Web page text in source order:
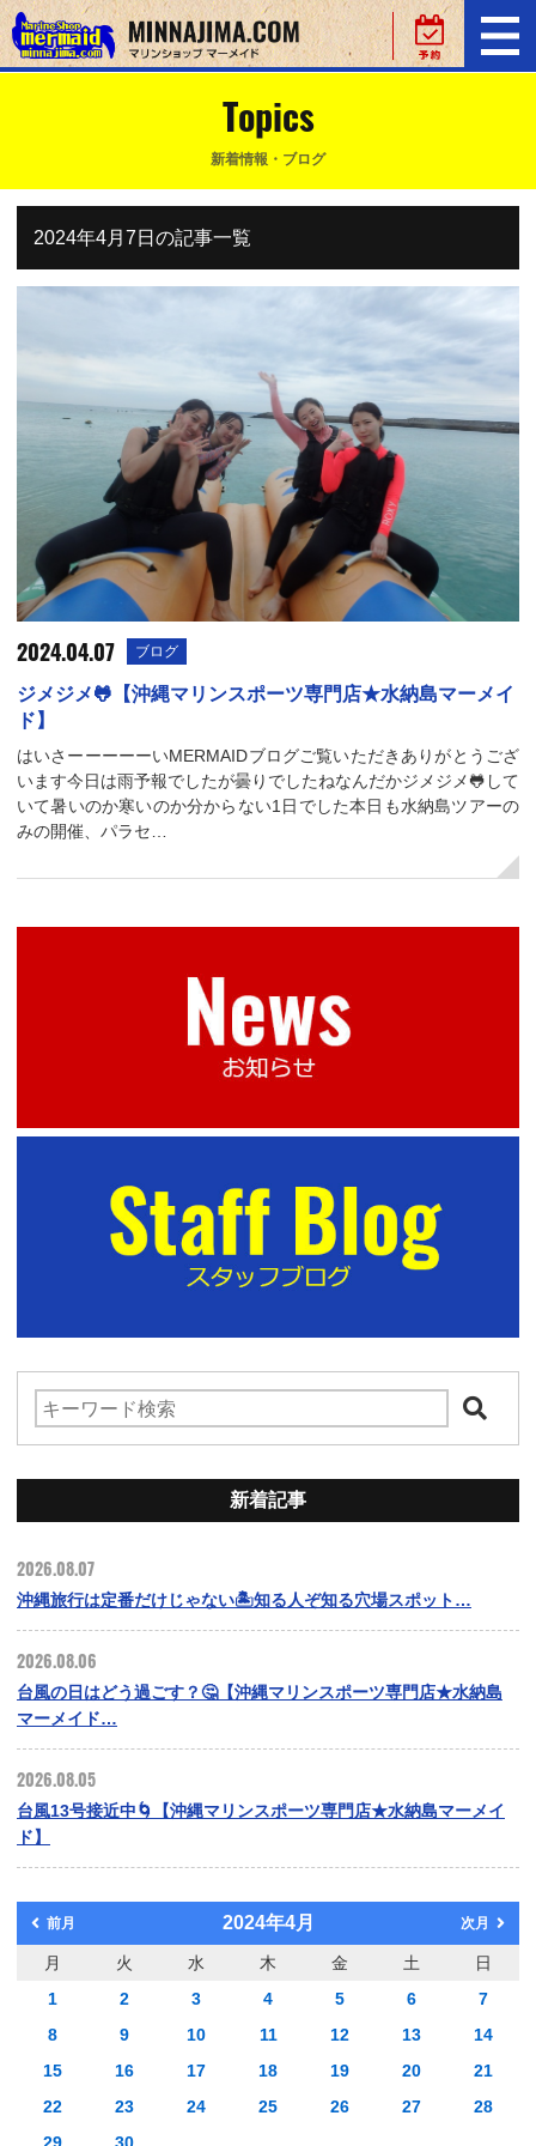
Topics
新着情報・ブログ
2024年4月7日の記事一覧
2024.04.07 ブログ
ジメジメ🐸【沖縄マリンスポーツ専門店★水納島マーメイ
ド】
はいさーーーーーいMERMAIDブログご覧いただきありがとうござ
います今日は雨予報でしたが曇りでしたねなんだかジメジメ🐸して
いて暑いのか寒いのか分からない1日でした本日も水納島ツアーの
みの開催、パラセ…
新着記事
2026.08.07
沖縄旅行は定番だけじゃない🏝️知る人ぞ知る穴場スポット…
2026.08.06
台風の日はどう過ごす？🤔【沖縄マリンスポーツ専門店★水納島
マーメイド…
2026.08.05
台風13号接近中🌀【沖縄マリンスポーツ専門店★水納島マーメイ
ド】
前月 2024年4月 次月
月 火 水 木 金 土
日
1
2 3 4 5 6
7
8
9 10 11 12 13
14
15
16 17 18 19 20
21
22
23 24 25 26 27
28
29
30